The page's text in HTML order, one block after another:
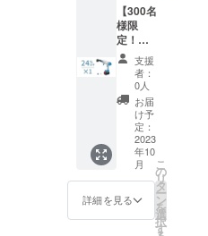
クノズ
ル×1 エ
アダス
ターノ
ズル×1
空気入
れノズ
ル×1 ク
リー
ナーノ
ズル×1
空気抜
きノズ
ル×1 日
本国内
限定）
内容
物： 本
体×1 充
電器×1
収納
バッグ
×1 フィ
ルタ×1
バッテ
リー×1
6in1ノ
ズル×1
【300名
様限
定！早
割
24％OF
F !】多
機能洗
車セッ
「KaiTa
k」×1
一般予
定販売
価
格:25,7
50円
支援
者：
0人
お届
け予
定：
2023
年10
月
詳細を見る
こ
の
リ
タ
ー
ン
を
選
択
す